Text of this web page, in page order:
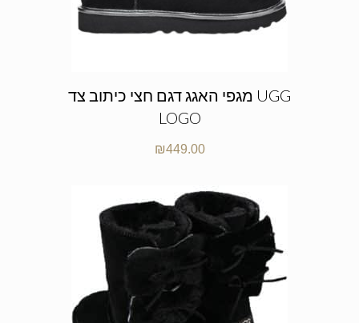
מגפי האגג דגם חצי כיתוב צד UGG
LOGO
₪449.00